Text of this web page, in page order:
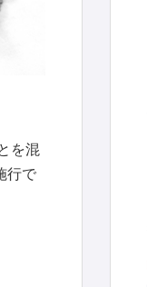
を混
行で